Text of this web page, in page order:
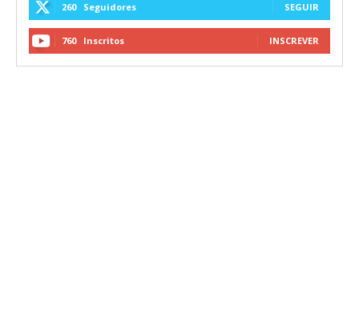
260 Seguidores SEGUIR
760 Inscritos INSCREVER